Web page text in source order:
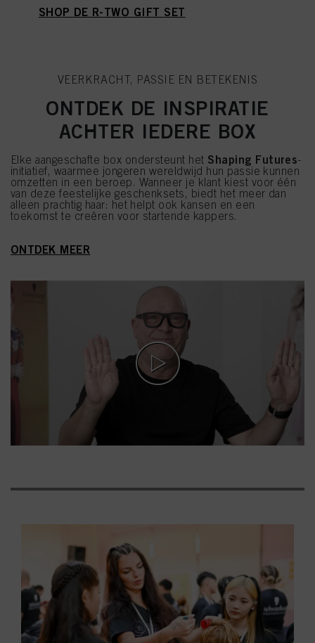
SHOP DE R-TWO GIFT SET
VEERKRACHT, PASSIE EN BETEKENIS
ONTDEK DE INSPIRATIE
ACHTER IEDERE BOX
Elke aangeschafte box ondersteunt het Shaping Futures-
initiatief, waarmee jongeren wereldwijd hun passie kunnen
omzetten in een beroep. Wanneer je klant kiest voor één
van deze feestelijke geschenksets, biedt het meer dan
alleen prachtig haar: het helpt ook kansen en een
toekomst te creëren voor startende kappers.
ONTDEK MEER